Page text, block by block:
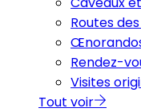
Routes
Rendez-
Visites
Tout voir